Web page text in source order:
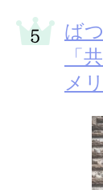
ば
「
メ